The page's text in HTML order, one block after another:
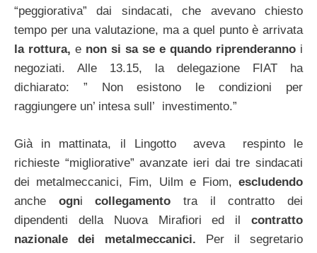
“peggiorativa” dai sindacati, che avevano chiesto
tempo per una valutazione, ma a quel punto è arrivata
la rottura, e non si sa se e quando riprenderanno i
negoziati. Alle 13.15, la delegazione FIAT ha
dichiarato: ” Non esistono le condizioni per
raggiungere un’ intesa sull’ investimento.”
Già in mattinata, il Lingotto aveva respinto le
richieste “migliorative” avanzate ieri dai tre sindacati
dei metalmeccanici, Fim, Uilm e Fiom, escludendo
anche ognicollegamentotra il contratto dei
dipendenti della Nuova Mirafiori ed il contratto
nazionale dei metalmeccanici. Per il segretario